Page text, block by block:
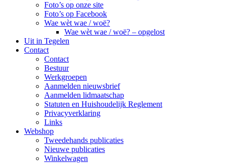
Foto’s op onze site
Foto’s op Facebook
Wae wèt wae / woë?
Wae wèt wae / woë? – opgelost
Uit in Tegelen
Contact
Contact
Bestuur
Werkgroepen
Aanmelden nieuwsbrief
Aanmelden lidmaatschap
Statuten en Huishoudelijk Reglement
Privacyverklaring
Links
Webshop
Tweedehands publicaties
Nieuwe publicaties
Winkelwagen